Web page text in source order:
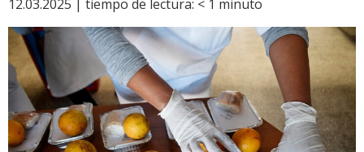
12.03.2025 | tiempo de lectura: < 1 minuto